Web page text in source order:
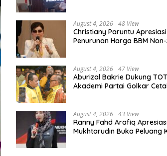
August 4, 2026 48 View
Christiany Paruntu Apresiasi
Penurunan Harga BBM
August 4, 2026 47 View
Aburizal Bakrie Dukung TOT
Akademi Partai Golkar
August 4, 2026 43 View
Ranny Fahd Arafiq
Mukhtarudin Buka Peluang